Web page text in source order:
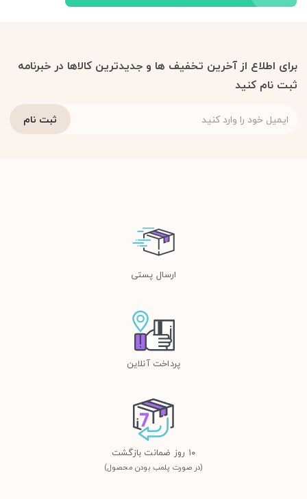
برای اطلاع از آخرین تخفیف ها و جدیدترین کالاها در خبرنامه
ثبت نام کنید
ارسال پستی
پرداخت آنلاین
١٠ روز ضمانت بازگشت
(در صورت پلمب بودن محصول)